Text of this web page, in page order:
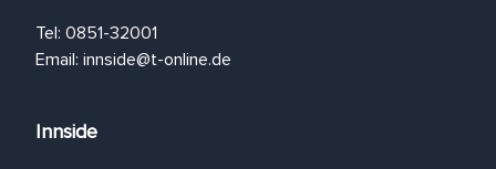
Tel: 0851-32001
Email: innside@t-online.de
Innside